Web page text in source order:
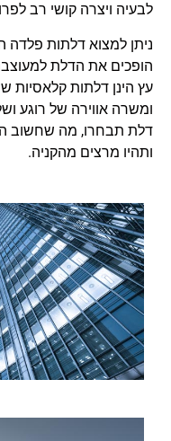
לבעיה ויצרה קושי רב
ניתן למצוא דלתות פלדה
הופכים את הדלת
עץ הינן דלתות
ומשרה אווירה של רוגע
דלת תבחרו, מה שחשוב
ותהיו מרצים מהקניה.